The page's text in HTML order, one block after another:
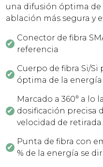
una difusión óptima de
ablación más segura y
Conector de fibra
referencia
Cuerpo de fibra Si/
óptima de la energía
Marcado a 360° a lo
dosificación precisa
velocidad de retirada.
Punta de fibra con
% de la energía se